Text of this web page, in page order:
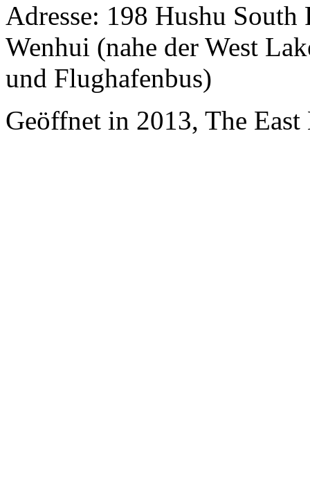
Adresse: 198 Hushu
Wenhui (nahe der West
und Flughafenbus)
Geöffnet in 2013, The